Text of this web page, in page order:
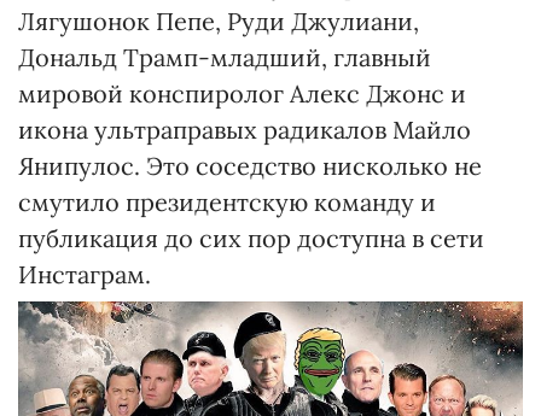
Лягушонок Пепе, Руди Джулиани,
Дональд Трамп-младший, главный
мировой конспиролог Алекс Джонс и
икона ультраправых радикалов Майло
Янипулос. Это соседство нисколько не
смутило президентскую команду и
публикация до сих пор доступна в сети
Инстаграм.